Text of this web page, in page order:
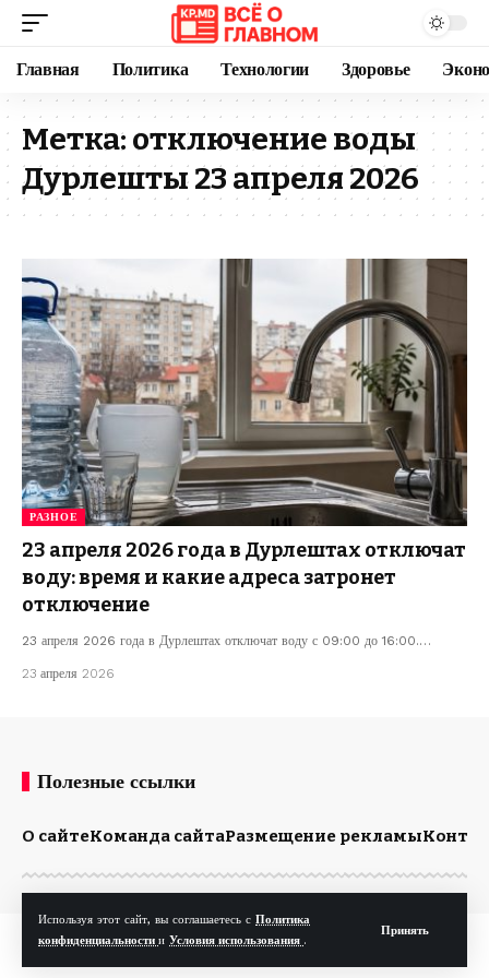
Используя этот сайт, вы соглашаетесь с Политика
конфиденциальности и Условия использования .
Принять
Главная Политика Технологии Здоровье
Метка: отключение воды
Дурлешты 23 апреля 2026
РАЗНОЕ
23 апреля 2026 года в Дурлештах отключат
воду: время и какие адреса затронет
отключение
23 апреля 2026 года в Дурлештах отключат воду с 09:00 до 16:00.…
23 апреля 2026
Полезные ссылки
О сайтеКоманда сайтаРазмещение рекламы
© Kp.md. Все права защищены.